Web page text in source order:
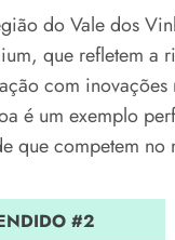
do Vale dos
que refletem a
com inovações
é um exemplo
que competem no
#2